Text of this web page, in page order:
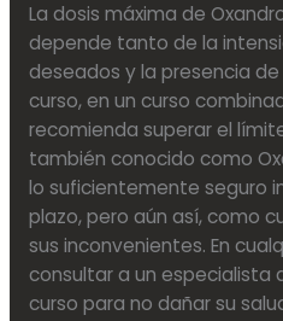
La dosis máxima de
depende tanto de la
deseados y la presencia
curso, en un curso
recomienda superar el
también conocido como
lo suficientemente seguro
plazo, pero aún así, como
sus inconvenientes. En
consultar a un especialista
curso para no dañar su